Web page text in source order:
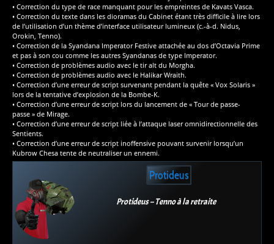
• Correction du type de race manquant pour les empreintes de Kavats Vasca.
• Correction du texte dans les dioramas du Cabinet étant très difficile à lire lors
de l’utilisation d’un thème d’interface utilisateur lumineux (c.-à-d. Nidus,
Orokin, Tenno).
• Correction de la Syandana Imperator Festive attachée au dos d’Octavia Prime
et pas à son cou comme les autres Syandanas de type Imperator.
• Correction de problèmes audio avec le tir alt du Morgha.
• Correction de problèmes audio avec le Halikar Wraith.
• Correction d’une erreur de script survenant pendant la quête « Vox Solaris »
lors de la tentative d’explosion de la Bombe-K.
• Correction d’une erreur de script lors du lancement de « Tour de passe-
passe » de Mirage.
• Correction d’une erreur de script liée à l’attaque laser omnidirectionnelle des
Sentients.
• Correction d’une erreur de script inoffensive pouvant survenir lorsqu’un
Kubrow Chesa tente de neutraliser un ennemi.
Protideus
Protideus – Tenno à la retraite